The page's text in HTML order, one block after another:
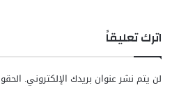
اترك تعليقاً
لن يتم نشر عنوان بريدك الإلكتروني.